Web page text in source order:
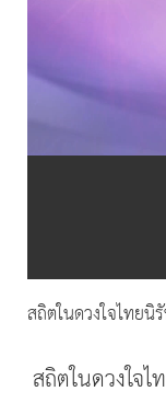
สถิตในดวงใจไทยนิ
สถิตในดวงใจ